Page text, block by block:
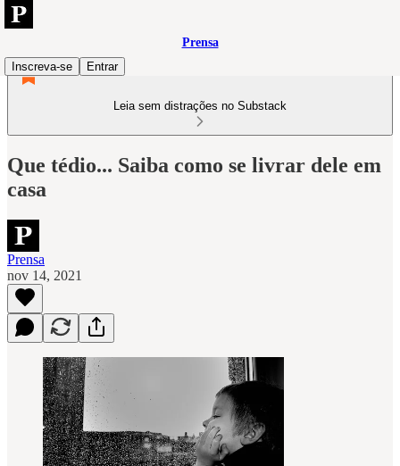
Prensa
Inscreva-se
Entrar
Leia sem distrações no Substack
Que tédio... Saiba como se livrar dele em
casa
Prensa
nov 14, 2021